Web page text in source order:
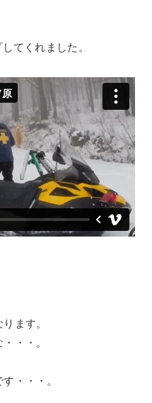
てくれました。
ます。
・・。
・・・。